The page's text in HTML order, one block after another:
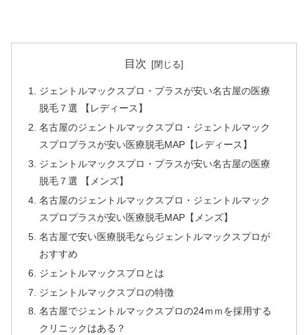
目次
ジェントルマックスプロ・プラスが安い名古屋の医療
脱毛７選 【レディース】
名古屋のジェントルマックスプロ・ジェントルマック
スプロプラスが安い医療脱毛MAP【レディース】
ジェントルマックスプロ・プラスが安い名古屋の医療
脱毛７選 【メンズ】
名古屋のジェントルマックスプロ・ジェントルマック
スプロプラスが安い医療脱毛MAP【メンズ】
名古屋で安い医療脱毛ならジェントルマックスプロが
おすすめ
ジェントルマックスプロとは
ジェントルマックスプロの特徴
名古屋でジェントルマックスプロの24ｍｍを採用する
クリニックはある？